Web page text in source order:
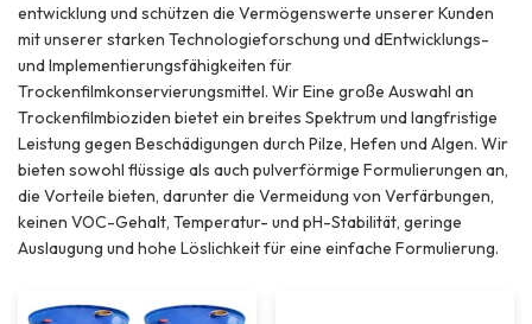
entwicklung und schützen die Vermögenswerte unserer Kunden
mit unserer starken Technologieforschung und dEntwicklungs-
und Implementierungsfähigkeiten für
Trockenfilmkonservierungsmittel. Wir Eine große Auswahl an
Trockenfilmbioziden bietet ein breites Spektrum und langfristige
Leistung gegen Beschädigungen durch Pilze, Hefen und Algen. Wir
bieten sowohl flüssige als auch pulverförmige Formulierungen an,
die Vorteile bieten, darunter die Vermeidung von Verfärbungen,
keinen VOC-Gehalt, Temperatur- und pH-Stabilität, geringe
Auslaugung und hohe Löslichkeit für eine einfache Formulierung.